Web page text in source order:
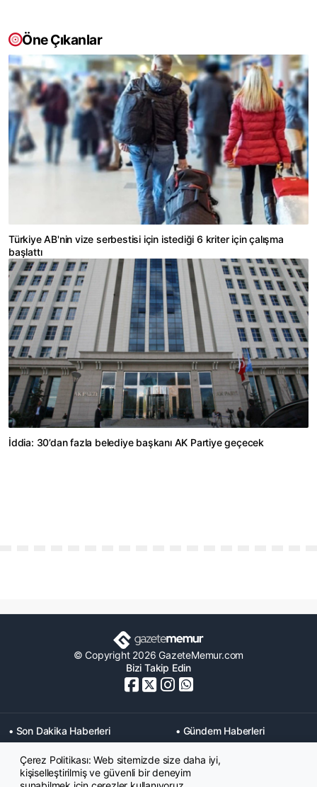
Öne Çıkanlar
Türkiye AB'nin vize serbestisi için istediği 6 kriter için çalışma
başlattı
İddia: 30’dan fazla belediye başkanı AK Partiye geçecek
© Copyright 2026 GazeteMemur.com
Bizi Takip Edin
• Son Dakika Haberleri
• Gündem Haberleri
• Memurlar Haberleri
• KPSS Haberleri
• Ekonomi Haberleri
• Eğitim Haberleri
• Yaşam Haberleri
• Maaş Verileri Haberleri
Çerez Politikası: Web sitemizde size daha iyi,
kişiselleştirilmiş ve güvenli bir deneyim